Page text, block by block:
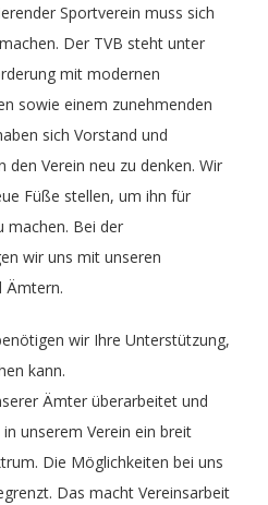
Sportverein muss sich
Der TVB steht unter
mit modernen
sowie einem zunehmenden
sich Vorstand und
den Verein neu zu denken. Wir
Füße stellen, um ihn für
machen. Bei der
wir uns mit unseren
Ämtern.
wir Ihre Unterstützung,
kann.
Ämter überarbeitet und
unserem Verein ein breit
Die Möglichkeiten bei uns
Das macht Vereinsarbeit